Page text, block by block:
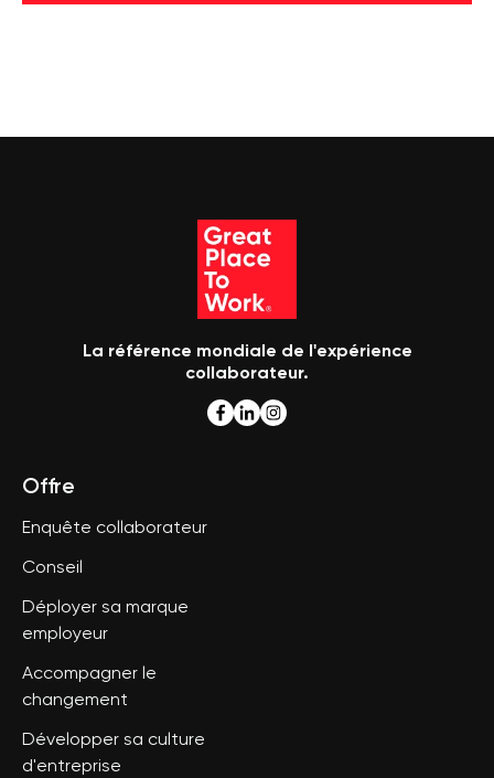
La référence mondiale de l'expérience
collaborateur.
Offre
Enquête collaborateur
Conseil
Déployer sa marque
employeur
Accompagner le
changement
Développer sa culture
d'entreprise